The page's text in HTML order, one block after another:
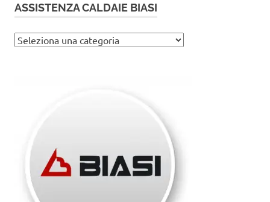
ASSISTENZA CALDAIE BIASI
Assistenza